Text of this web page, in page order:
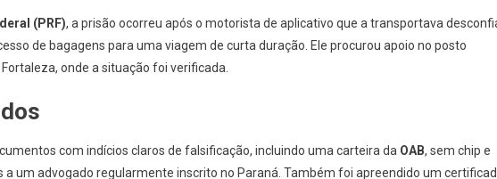
(PRF), a prisão ocorreu após o motorista de aplicativo que a transportava
de bagagens para uma viagem de curta duração. Ele procurou apoio no posto
onde a situação foi verificada.
com indícios claros de falsificação, incluindo uma carteira da OAB, sem chip e
um advogado regularmente inscrito no Paraná. Também foi apreendido um